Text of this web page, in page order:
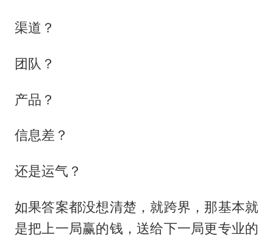
渠道？
团队？
产品？
信息差？
还是运气？
如果答案都没想清楚，就跨界，那基本就
是把上一局赢的钱，送给下一局更专业的